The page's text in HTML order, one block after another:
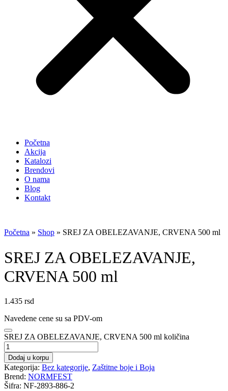
Početna
Akcija
Katalozi
Brendovi
O nama
Blog
Kontakt
Početna » Shop » SREJ ZA OBELEZAVANJE, CRVENA 500 ml
SREJ ZA OBELEZAVANJE,
CRVENA 500 ml
1.435 rsd
Navedene cene su sa PDV-om
SREJ ZA OBELEZAVANJE, CRVENA 500 ml količina
Dodaj u korpu
Kategorija: Bez kategorije, Zaštitne boje i Boja
Brend: NORMFEST
Šifra: NF-2893-886-2